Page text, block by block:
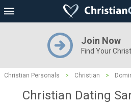
Join Now
Find Your
Christian Personals > Christian >
Christian Dating